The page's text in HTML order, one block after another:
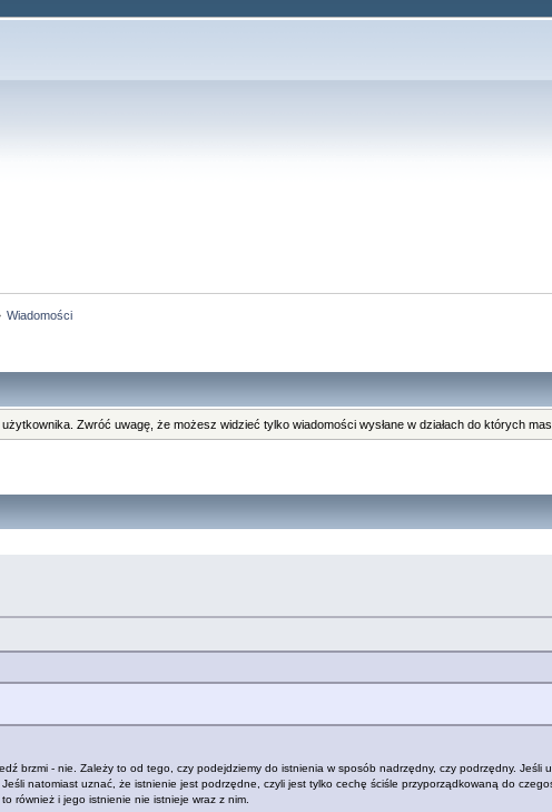
Wiadomości
Zwróć uwagę, że możesz widzieć tylko wiadomości wysłane w działach do których
brzmi - nie. Zależy to od tego, czy podejdziemy do istnienia w sposób nadrzędny, czy podrzędny.
natomiast uznać, że istnienie jest podrzędne, czyli jest tylko cechę ściśle przyporządkowaną do
również i jego istnienie nie istnieje wraz z nim.